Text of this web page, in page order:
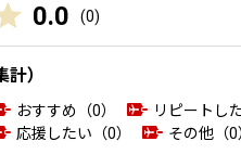
0.0 (0)
）
おすすめ（0） リピートし
応援したい（0） その他（0